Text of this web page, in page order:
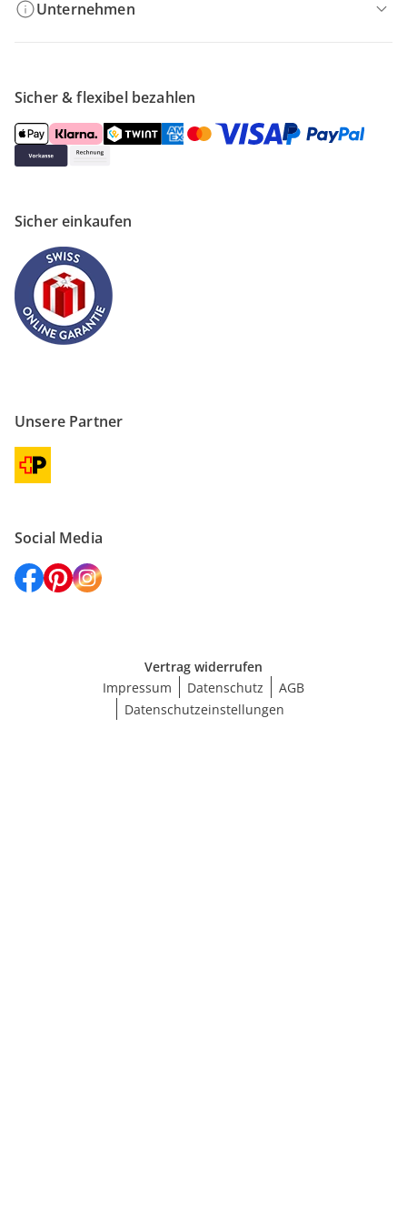
Unternehmen
Sicher & flexibel bezahlen
Sicher einkaufen
Unsere Partner
Social Media
Vertrag widerrufen
Impressum
Datenschutz
AGB
Datenschutzeinstellungen